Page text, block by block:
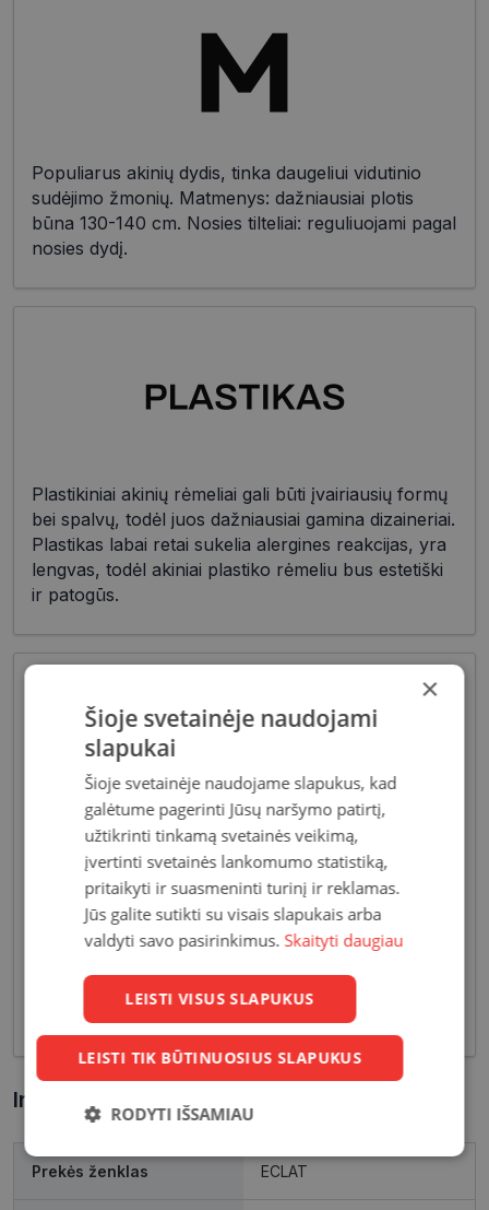
Populiarus akinių dydis, tinka daugeliui vidutinio
sudėjimo žmonių. Matmenys: dažniausiai plotis
būna 130-140 cm. Nosies tilteliai: reguliuojami pagal
nosies dydį.
Plastikiniai akinių rėmeliai gali būti įvairiausių formų
bei spalvų, todėl juos dažniausiai gamina dizaineriai.
Plastikas labai retai sukelia alergines reakcijas, yra
lengvas, todėl akiniai plastiko rėmeliu bus estetiški
ir patogūs.
Akiniai moterims dažniausiai pasižymi subtiliais
dizaino elementais, suteikiančiais harmoningą bei
moterišką įvaizdį. Šiandien dienai stilių bei medžiagų
įvairovė leidžia akinių dizaineriams pristatyti Jums
tiek klasikinių, tiek netikėčiausių ir drąsiausių
korekcija, tačiau ir stilingas kasdieninės išvaizdos
akcentas.
Informacija apie prekę
Prekės ženklas ECLAT
×
Šioje svetainėje naudojami
slapukai
Šioje svetainėje naudojame slapukus, kad
galėtume pagerinti Jūsų naršymo patirtį,
užtikrinti tinkamą svetainės veikimą,
įvertinti svetainės lankomumo statistiką,
pritaikyti ir suasmeninti turinį ir reklamas.
Jūs galite sutikti su visais slapukais arba
valdyti savo pasirinkimus. Skaityti daugiau
LEISTI VISUS SLAPUKUS
LEISTI TIK BŪTINUOSIUS SLAPUKUS
RODYTI IŠSAMIAU
Būtinieji
slapukai
Statistikos
slapukai
Rinkodaros